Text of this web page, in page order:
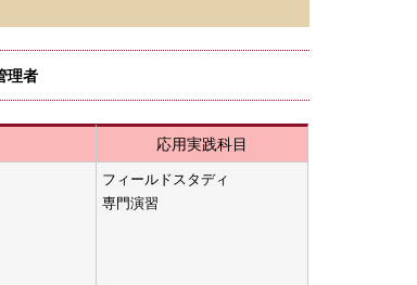
理者
応用実践科目
フィールドスタディ
専門演習